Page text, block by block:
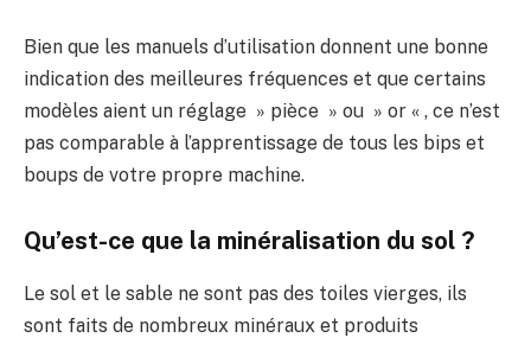
Bien que les manuels d’utilisation donnent une bonne
indication des meilleures fréquences et que certains
modèles aient un réglage » pièce » ou » or « , ce n’est
pas comparable à l’apprentissage de tous les bips et
boups de votre propre machine.
Qu’est-ce que la minéralisation du sol ?
Le sol et le sable ne sont pas des toiles vierges, ils
sont faits de nombreux minéraux et produits